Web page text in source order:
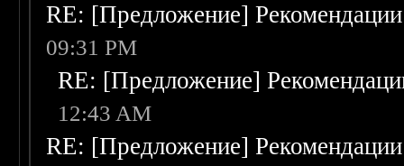
RE: [Предложение]
09:31 PM
RE: [Предложение]
12:43 AM
RE: [Предложение]